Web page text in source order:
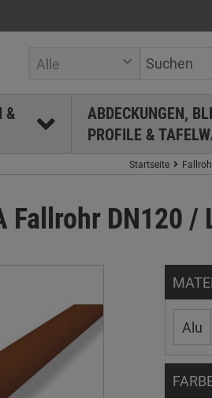
Alle
&
ABDECKUNGEN,
PROFILE &
Startseite
Fallrohr DN120
Alu